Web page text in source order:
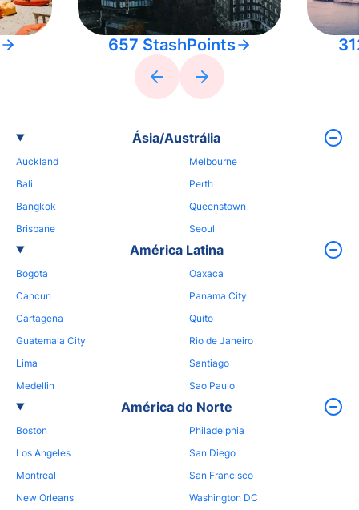
657 StashPoints
Ásia/Austrália
Auckland
Bali
Bangkok
Brisbane
Melbourne
Perth
Queenstown
Seoul
América Latina
Bogota
Cancun
Cartagena
Guatemala City
Lima
Medellin
Oaxaca
Panama City
Quito
Rio de Janeiro
Santiago
Sao Paulo
América do Norte
Boston
Los Angeles
Montreal
New Orleans
Philadelphia
San Diego
San Francisco
Washington DC